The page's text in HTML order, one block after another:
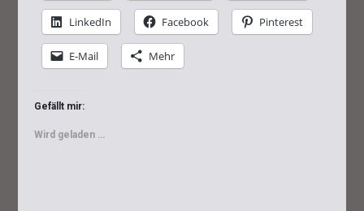
LinkedIn Facebook Pinterest
E-Mail Mehr
Gefällt mir:
Wird geladen …